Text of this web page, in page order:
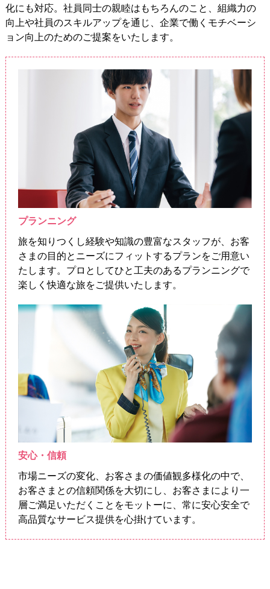
化にも対応。社員同士の親睦はもちろんのこと、組織力の
向上や社員のスキルアップを通じ、企業で働くモチベーシ
ョン向上のためのご提案をいたします。
プランニング
旅を知りつくし経験や知識の豊富なスタッフが、お客
さまの目的とニーズにフィットするプランをご用意い
たします。プロとしてひと工夫のあるプランニングで
楽しく快適な旅をご提供いたします。
安心・信頼
市場ニーズの変化、お客さまの価値観多様化の中で、
お客さまとの信頼関係を大切にし、お客さまにより一
層ご満足いただくことをモットーに、常に安心安全で
高品質なサービス提供を心掛けています。